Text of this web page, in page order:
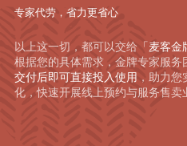
专家代劳，省力更省心
以上这一切，都可以交给「麦客金
根据您的具体需求，金牌专家服务
交付后即可直接投入使用 ，助力
化，快速开展线上预约与服务售卖